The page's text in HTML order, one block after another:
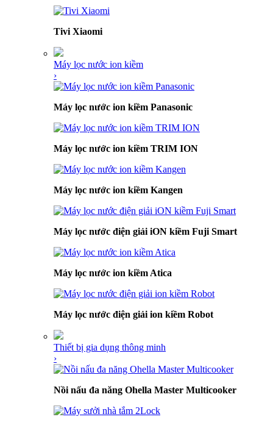
Tivi Xiaomi
Máy lọc nước ion kiềm
›
Máy lọc nước ion kiềm Panasonic
Máy lọc nước ion kiềm TRIM ION
Máy lọc nước ion kiềm Kangen
Máy lọc nước điện giải iON kiềm Fuji Smart
Máy lọc nước ion kiềm Atica
Máy lọc nước điện giải ion kiềm Robot
Thiết bị gia dụng thông minh
›
Nồi nấu đa năng Ohella Master Multicooker